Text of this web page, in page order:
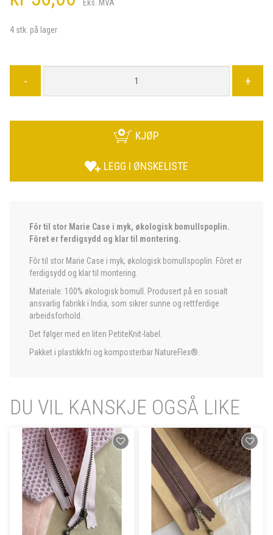
Eks. MVA
4 stk. på lager
- +
KJØP
LEGG I ØNSKELISTE
Fôr til stor Marie Case i myk, økologisk bomullspoplin.
Fôret er ferdigsydd og klar til montering.
Fôr til stor Marie Case i myk, økologisk bomullspoplin. Fôret er
ferdigsydd og klar til montering.
Materiale: 100% økologisk bomull. Produsert på en sosialt
ansvarlig fabrikk i India, som sikrer sunne og rettferdige
arbeidsforhold.
Det følger med en liten PetiteKnit-label.
Pakket i plastikkfri og komposterbar NatureFlex®.
DU VIL KANSKJE OGSÅ LIKE